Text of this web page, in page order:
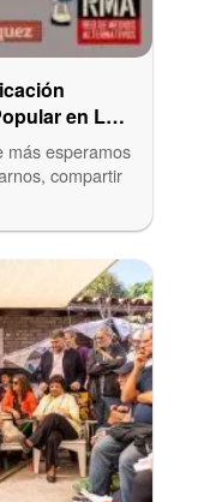
en La
más esperamos
compartir